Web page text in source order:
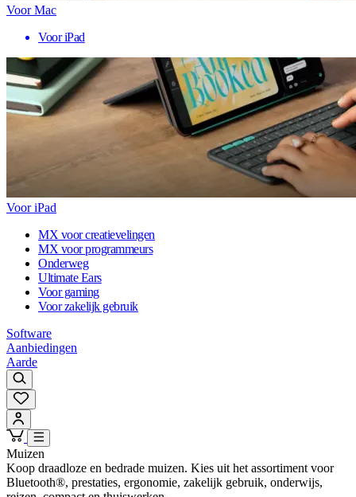
Voor Mac
Voor iPad
Voor iPad
MX voor creatievelingen
MX voor programmeurs
Onderweg
Ultimate Ears
Voor gaming
Voor zakelijk gebruik
Software
Aanbiedingen
Aarde
Muizen
Koop draadloze en bedrade muizen. Kies uit het assortiment voor
Bluetooth®, prestaties, ergonomie, zakelijk gebruik, onderwijs,